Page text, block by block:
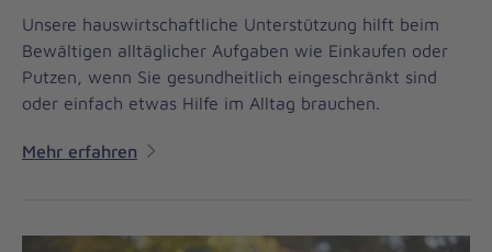
Unsere hauswirtschaftliche Unterstützung hilft beim
Bewältigen alltäglicher Aufgaben wie Einkaufen oder
Putzen, wenn Sie gesundheitlich eingeschränkt sind
oder einfach etwas Hilfe im Alltag brauchen.
Mehr erfahren